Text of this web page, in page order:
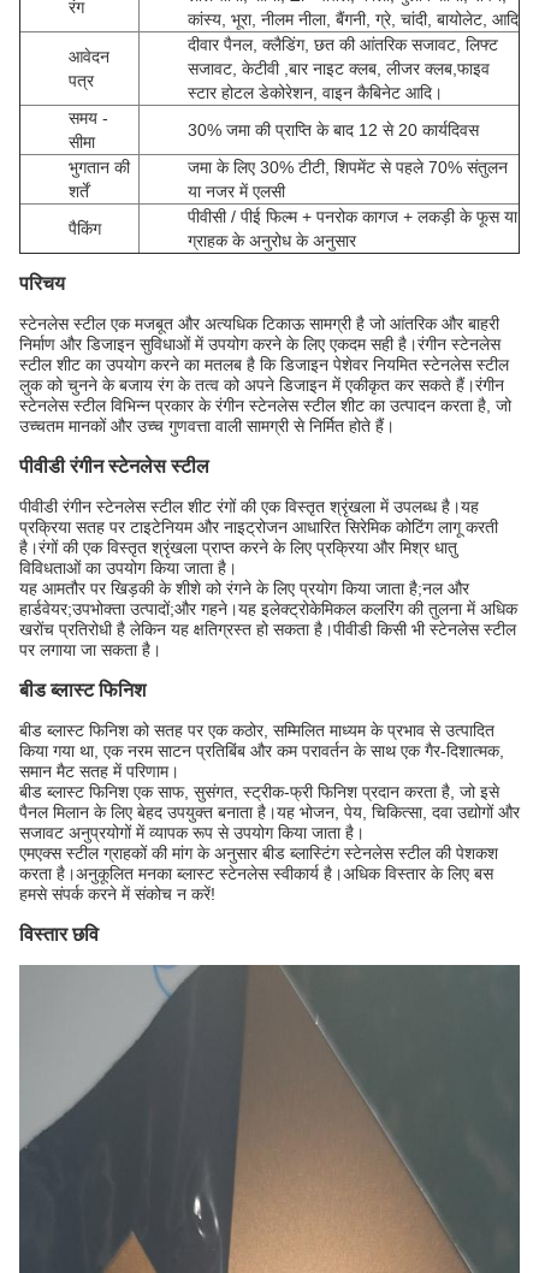
रंग
कांस्य, भूरा, नीलम नीला, बैंगनी, ग्रे, चांदी, बायोलेट, आदि
आवेदन
पत्र
दीवार पैनल, क्लैडिंग, छत की आंतरिक सजावट , लिफ्ट
सजावट, केटीवी , बार नाइट क्लब, लीजर क्लब, फाइव
स्टार होटल डेकोरेशन, वाइन कैबिनेट आदि।
समय -
सीमा
30% जमा की प्राप्ति के बाद 12 से 20 कार्यदिवस
भुगतान की
शर्तें
जमा के लिए 30% टीटी, शिपमेंट से पहले 70% संतुलन
या नजर में एलसी
पैकिंग
पीवीसी / पीई फिल्म + पनरोक कागज + लकड़ी के फूस या
ग्राहक के अनुरोध के अनुसार
परिचय
स्टेनलेस स्टील एक मजबूत और अत्यधिक टिकाऊ सामग्री है जो आंतरिक और बाहरी
निर्माण और डिजाइन सुविधाओं में उपयोग करने के लिए एकदम सही है।रंगीन स्टेनलेस
स्टील शीट का उपयोग करने का मतलब है कि डिजाइन पेशेवर नियमित स्टेनलेस स्टील
लुक को चुनने के बजाय रंग के तत्व को अपने डिजाइन में एकीकृत कर सकते हैं।रंगीन
स्टेनलेस स्टील विभिन्न प्रकार के रंगीन स्टेनलेस स्टील शीट का उत्पादन करता है, जो
उच्चतम मानकों और उच्च गुणवत्ता वाली सामग्री से निर्मित होते हैं।
पीवीडी रंगीन स्टेनलेस स्टील
पीवीडी रंगीन स्टेनलेस स्टील शीट रंगों की एक विस्तृत श्रृंखला में उपलब्ध है।यह
प्रक्रिया सतह पर टाइटेनियम और नाइट्रोजन आधारित सिरेमिक कोटिंग लागू करती
है।रंगों की एक विस्तृत श्रृंखला प्राप्त करने के लिए प्रक्रिया और मिश्र धातु
विविधताओं का उपयोग किया जाता है।
यह आमतौर पर खिड़की के शीशे को रंगने के लिए प्रयोग किया जाता है;नल और
हार्डवेयर;उपभोक्ता उत्पादों;और गहने।यह इलेक्ट्रोकेमिकल कलरिंग की तुलना में अधिक
खरोंच प्रतिरोधी है लेकिन यह क्षतिग्रस्त हो सकता है।पीवीडी किसी भी स्टेनलेस स्टील
पर लगाया जा सकता है।
बीड ब्लास्ट फिनिश
बीड ब्लास्ट फिनिश को सतह पर एक कठोर, सम्मिलित माध्यम के प्रभाव से उत्पादित
किया गया था, एक नरम साटन प्रतिबिंब और कम परावर्तन के साथ एक गैर-दिशात्मक,
समान मैट सतह में परिणाम।
बीड ब्लास्ट फिनिश एक साफ, सुसंगत, स्ट्रीक-फ्री फिनिश प्रदान करता है, जो इसे
पैनल मिलान के लिए बेहद उपयुक्त बनाता है।यह भोजन, पेय, चिकित्सा, दवा उद्योगों और
सजावट अनुप्रयोगों में व्यापक रूप से उपयोग किया जाता है।
एमएक्स स्टील ग्राहकों की मांग के अनुसार बीड ब्लास्टिंग स्टेनलेस स्टील की पेशकश
करता है।अनुकूलित मनका ब्लास्ट स्टेनलेस स्वीकार्य है।अधिक विस्तार के लिए बस
हमसे संपर्क करने में संकोच न करें!
विस्तार छवि